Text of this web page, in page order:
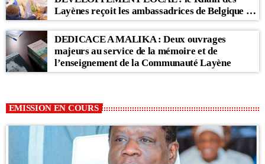
Layènes reçoit les ambassadrices de Belgique et
des Pays-Bas
DEDICACE A MALIKA : Deux ouvrages
majeurs au service de la mémoire et de
l’enseignement de la Communauté Layène
EMISSION EN COURS